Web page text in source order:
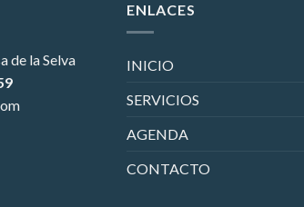
de la Selva
ENLACES
INICIO
SERVICIOS
AGENDA
CONTACTO